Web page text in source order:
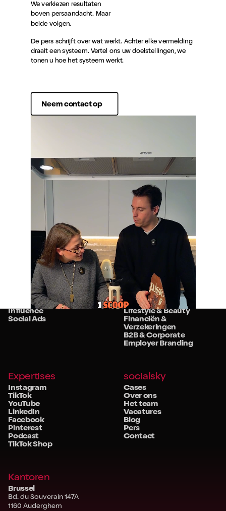
We verkiezen resultaten
boven persaandacht. Maar
beide volgen.
De pers schrijft over wat werkt. Achter elke vermelding
draait een systeem. Vertel ons uw doelstellingen, we
tonen u hoe het systeem werkt.
Neem contact op
Diensten
Strategie
Studio
Community
Influence
Social Ads
Sectoren
Food & Beverage
Travel & Hospitality
Lifestyle & Beauty
Financiën &
Verzekeringen
B2B & Corporate
Employer Branding
Expertises
Instagram
TikTok
YouTube
LinkedIn
Facebook
Pinterest
Podcast
TikTok Shop
socialsky
Cases
Over ons
Het team
Vacatures
Blog
Pers
Contact
Kantoren
Brussel
Bd. du Souverain 147A
1160 Auderghem